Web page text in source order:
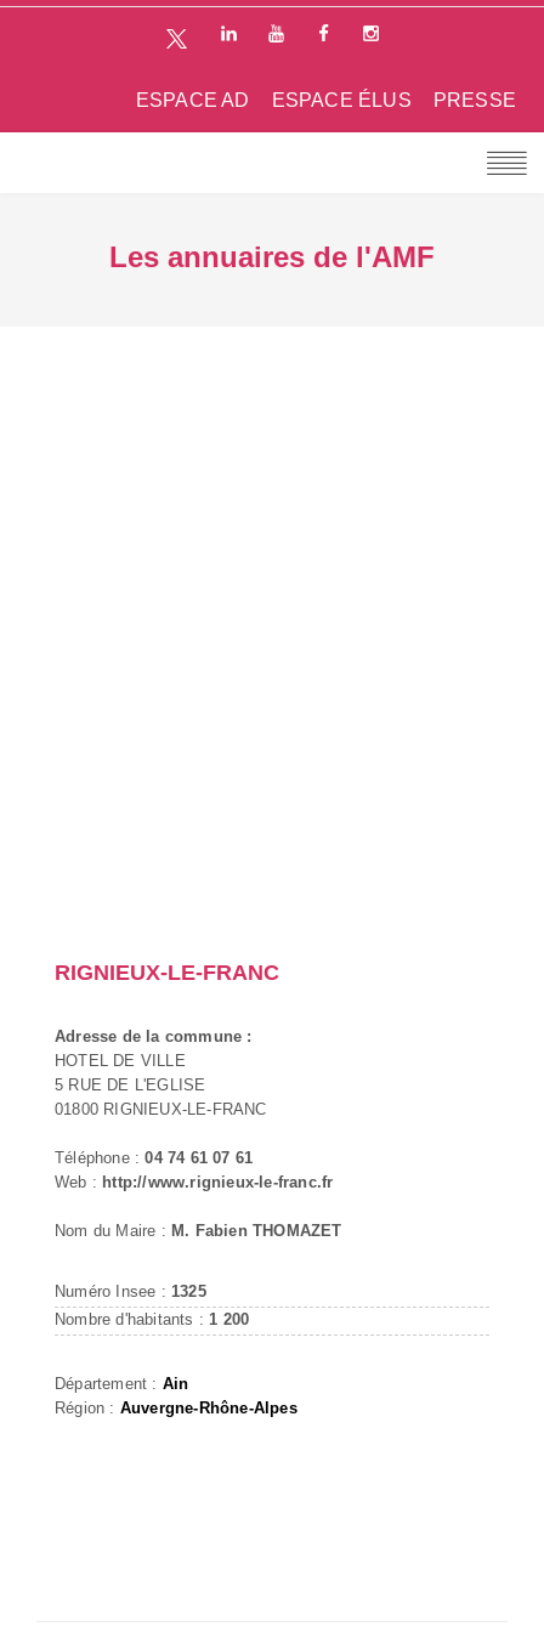
PRESSE
ESPACE ÉLUS
ESPACE AD
Les annuaires de l'AMF
RIGNIEUX-LE-FRANC
Adresse de la commune :
HOTEL DE VILLE
5 RUE DE L'EGLISE
01800 RIGNIEUX-LE-FRANC
Téléphone :04 74 61 07 61
Web : http://www.rignieux-le-franc.fr
Nom du Maire : M. Fabien THOMAZET
Numéro Insee : 1325
Nombre d'habitants : 1 200
Département : Ain
Région : Auvergne-Rhône-Alpes